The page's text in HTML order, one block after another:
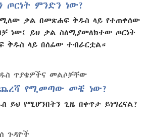
ጦርነት ምንድን ነው?
ቃል በመጽሐፍ ቅዱስ ላይ የተጠቀሰው
ነው፤ ይህ ቃል ስለሚያመለክተው ጦርነት
ቅዱስ ላይ በሰፊው ተብራርቷል።
ጥያቄዎችና መልሶቻቸው
የሚመጣው መቼ ነው?
ይህ የሚሆንበትን ጊዜ በቀጥታ ይነግረናል?
ጉዳዮች